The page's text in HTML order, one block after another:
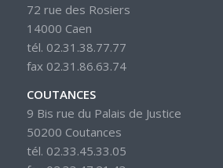
72 rue des Rosiers
14000 Caen
tél. 02.31.38.77.77
fax 02.31.86.63.74
COUTANCES
9 Bis rue du Palais de Justice
50200 Coutances
tél. 02.33.45.33.05